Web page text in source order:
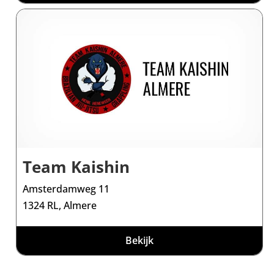
Team Kaishin
Amsterdamweg 11
1324 RL, Almere
Bekijk